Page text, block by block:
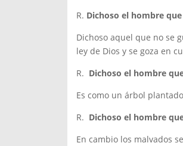
R. Dichoso el hombre
Dichoso aquel que no se
ley de Dios y se goza en
R. Dichoso el hombre
Es como un árbol
R. Dichoso el hombre
En cambio los malvados